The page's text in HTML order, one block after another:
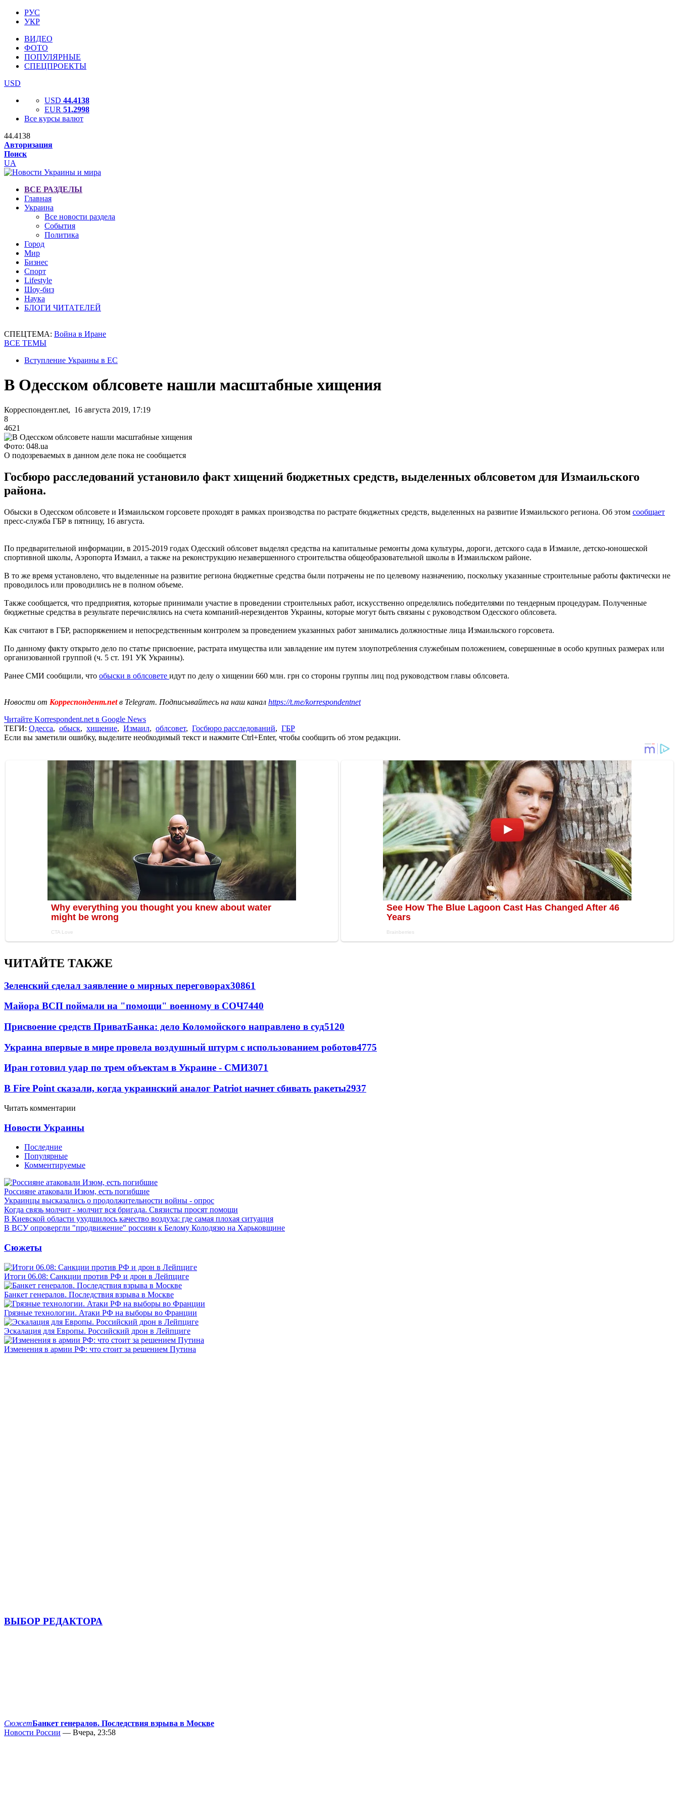
РУС
УКР
ВИДЕО
ФОТО
ПОПУЛЯРНЫЕ
СПЕЦПРОЕКТЫ
USD
USD 44.4138
EUR 51.2998
Все курсы валют
44.4138
Авторизация
Поиск
UA
ВСЕ РАЗДЕЛЫ
Главная
Украина
Все новости раздела
События
Политика
Город
Мир
Бизнес
Спорт
Lifestyle
Шоу-биз
Наука
БЛОГИ ЧИТАТЕЛЕЙ
СПЕЦТЕМА: Война в Иране
ВСЕ ТЕМЫ
Вступление Украины в ЕС
В Одесском облсовете нашли масштабные хищения
Корреспондент.net, 16 августа 2019, 17:19
8
4621
Фото: 048.ua
О подозреваемых в данном деле пока не сообщается
Госбюро расследований установило факт хищений бюджетных средств, выделенных облсоветом для Измаильского
района.
Обыски в Одесском облсовете и Измаильском горсовете проходят в рамках производства по растрате бюджетных средств, выделенных на развитие Измаильского региона. Об этом сообщает
пресс-служба ГБР в пятницу, 16 августа.
По предварительной информации, в 2015-2019 годах Одесский облсовет выделял средства на капитальные ремонты дома культуры, дороги, детского сада в Измаиле, детско-юношеской
спортивной школы, Аэропорта Измаил, а также на реконструкцию незавершенного строительства общеобразовательной школы в Измаильском районе.
В то же время установлено, что выделенные на развитие региона бюджетные средства были потрачены не по целевому назначению, поскольку указанные строительные работы фактически не
проводилось или проводились не в полном объеме.
Также сообщается, что предприятия, которые принимали участие в проведении строительных работ, искусственно определялись победителями по тендерным процедурам. Полученные
бюджетные средства в результате перечислялись на счета компаний-нерезидентов Украины, которые могут быть связаны с руководством Одесского облсовета.
Как считают в ГБР, распоряжением и непосредственным контролем за проведением указанных работ занимались должностные лица Измаильского горсовета.
По данному факту открыто дело по статье присвоение, растрата имущества или завладение им путем злоупотребления служебным положением, совершенные в особо крупных размерах или
организованной группой (ч. 5 ст. 191 УК Украины).
Ранее СМИ сообщили, что обыски в облсовете идут по делу о хищении 660 млн. грн со стороны группы лиц под руководством главы облсовета.
Новости от Корреспондент.netв Telegram. Подписывайтесь на наш канал https://t.me/korrespondentnet
Читайте Korrespondent.net в Google News
ТЕГИ: Одесса, обыск, хищение, Измаил, облсовет, Госбюро расследований, ГБР
Если вы заметили ошибку, выделите необходимый текст и нажмите Ctrl+Enter, чтобы сообщить об этом редакции.
ЧИТАЙТЕ ТАКЖЕ
Зеленский сделал заявление о мирных переговорах30861
Майора ВСП поймали на "помощи" военному в СОЧ7440
Присвоение средств ПриватБанка: дело Коломойского направлено в суд5120
Украина впервые в мире провела воздушный штурм с использованием роботов4775
Иран готовил удар по трем объектам в Украине - СМИ3071
В Fire Point сказали, когда украинский аналог Patriot начнет сбивать ракеты2937
Читать комментарии
Новости Украины
Последние
Популярные
Комментируемые
Россияне атаковали Изюм, есть погибшие
Украинцы высказались о продолжительности войны - опрос
Когда связь молчит - молчит вся бригада. Связисты просят помощи
В Киевской области ухудшилось качество воздуха: где самая плохая ситуация
В ВСУ опровергли "продвижение" россиян к Белому Колодязю на Харьковщине
Сюжеты
Итоги 06.08: Санкции против РФ и дрон в Лейпциге
Банкет генералов. Последствия взрыва в Москве
Грязные технологии. Атаки РФ на выборы во Франции
Эскалация для Европы. Российский дрон в Лейпциге
Изменения в армии РФ: что стоит за решением Путина
ВЫБОР РЕДАКТОРА
СюжетБанкет генералов. Последствия взрыва в Москве
Новости России — Вчера, 23:58